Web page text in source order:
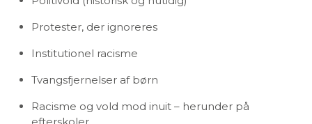
Protester, der ignoreres
Institutionel racisme
Tvangsfjernelser af børn
Racisme og vold mod inuit – herunder på